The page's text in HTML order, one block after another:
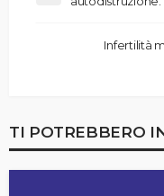
Infertilità
TI POTREBBERO